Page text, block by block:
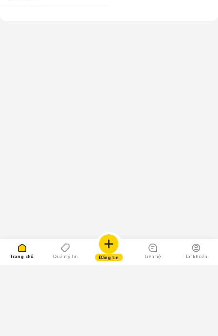
Trang chủ Quản lý tin Đăng tin Liên hệ Tài khoản